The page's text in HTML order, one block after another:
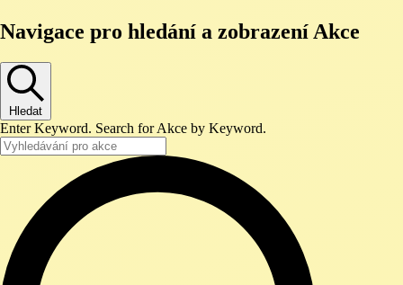
Navigace pro hledání a zobrazení Akce
Hledat
Enter Keyword. Search for Akce by Keyword.